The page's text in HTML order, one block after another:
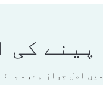
پینے کی
اصل جواز ہے،